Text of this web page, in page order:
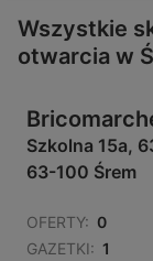
Wszystkie
otwarcia w
Szkolna 15a,
63-100 Śrem
OFERTY: 0
GAZETKI: 1